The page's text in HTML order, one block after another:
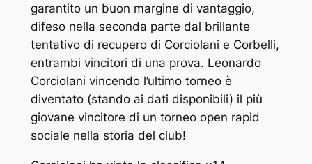
garantito un buon margine di vantaggio,
difeso nella seconda parte dal brillante
tentativo di recupero di Corciolani e Corbelli,
entrambi vincitori di una prova. Leonardo
Corciolani vincendo l’ultimo torneo è
diventato (stando ai dati disponibili) il più
giovane vincitore di un torneo open rapid
sociale nella storia del club!